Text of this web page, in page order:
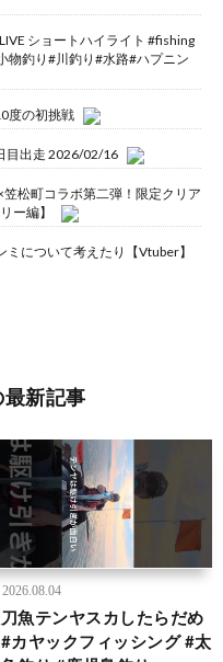
ショートハイライト #fishing
物釣り#川釣り#水路#ハプニン
度の初挑戦
目出走 2026/02/16
笠松町コラボ第二弾！限定クリア
ー編】
ミについて考えたり【Vtuber】
新記事
2026.08.04
魚テンヤスカしたらだめ
#カヤックフィッシング #太